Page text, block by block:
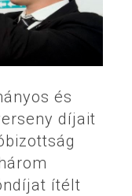
és
díjait
ítélt